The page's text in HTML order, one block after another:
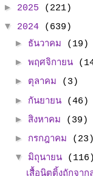
► 2025
(221)
▼ 2024
(639)
► ธันวาคม
(19)
► พฤศจิกายน
► ตุลาคม
(3)
► กันยายน
(46)
► สิงหาคม
(39)
► กรกฎาคม
(23)
▼ มิถุนายน
(116)
เสื้อนิตติ้งถักจาก